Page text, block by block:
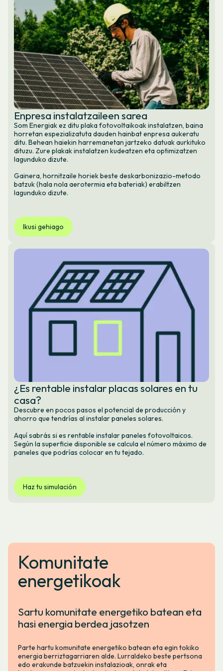
Enpresa instalatzaileen sarea
Som Energiak ez ditu plaka fotovoltaikoak instalatzen, baina
horretan espezializatuta dauden hainbat enpresa aukeratu
ditu. Behean haiekin harremanetan jartzeko datuak aurkituko
dituzu. Zure plakak instalatzen kudeatzen eta optimizatzen
lagunduko dizute.
Gainera, hornitzaile horiek beste deskarbonizazio-metodo
batzuk (hala nola aerotermia eta bateriak) erabiltzen
lagunduko dizute.
Ikusi gehiago
¿Es rentable instalar placas solares en tu
casa?
Descubre en pocos pasos el potencial de producción y
ahorro que tendrías al instalar paneles solares.
Aquí sabrás si es rentable instalar paneles fotovoltaicos.
Según la superficie disponible se calcula el número máximo de
paneles que podrías colocar en tu tejado.
Haz tu simulación
Komunitate
energetikoak
Sartu komunitate energetiko batean eta
hasi energia berdea jasotzen
Parte hartu komunitate energetiko batean eta egin tokiko
energia berriztagarriaren alde. Lurraldeko beste pertsona
edo erakunde batzuekin instalazioak, onrak eta